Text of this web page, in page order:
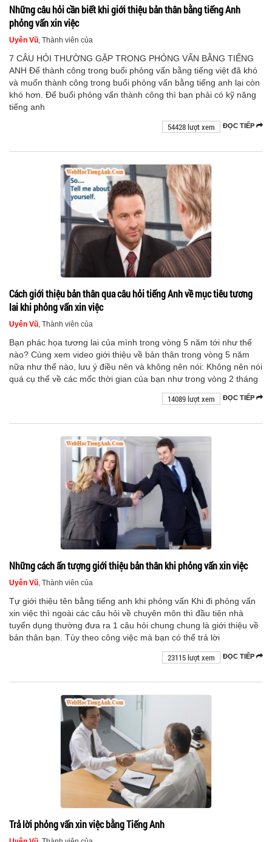
Những câu hỏi cần biết khi giới thiệu bản thân bằng tiếng Anh
phỏng vấn xin việc
Uyên Vũ , Thành viên của
7 CÂU HỎI THƯỜNG GẶP TRONG PHỎNG VẤN BẰNG TIẾNG
ANH Để thành công trong buổi phỏng vấn bằng tiếng việt đã khó
và muốn thành công trong buổi phỏng vấn bằng tiếng anh lại còn
khó hơn. Để buổi phỏng vấn thành công thì bạn phải có kỹ năng
tiếng anh
ĐỌC TIẾP
54428 lượt xem
Cách giới thiệu bản thân qua câu hỏi tiếng Anh về mục tiêu tương
lai khi phỏng vấn xin việc
Uyên Vũ , Thành viên của
Bạn phác họa tương lai của mình trong vòng 5 năm tới như thế
nào? Cùng xem video giới thiệu về bản thân trong vòng 5 năm
nữa như thế nào, lưu ý điều nên và không nên nói: Không nên nói
quá cụ thể về các mốc thời gian của bạn như trong vòng 2 tháng
ĐỌC TIẾP
14089 lượt xem
Những cách ấn tượng giới thiệu bản thân khi phỏng vấn xin việc
Uyên Vũ , Thành viên của
Tự giới thiệu tên bằng tiếng anh khi phỏng vấn Khi đi phỏng vấn
xin việc thì ngoài các câu hỏi về chuyên môn thì đầu tiên nhà
tuyển dụng thường đưa ra 1 câu hỏi chung chung là giới thiệu về
bản thân bạn. Tùy theo công việc mà bạn có thể trả lời
ĐỌC TIẾP
23115 lượt xem
Trả lời phỏng vấn xin việc bằng Tiếng Anh